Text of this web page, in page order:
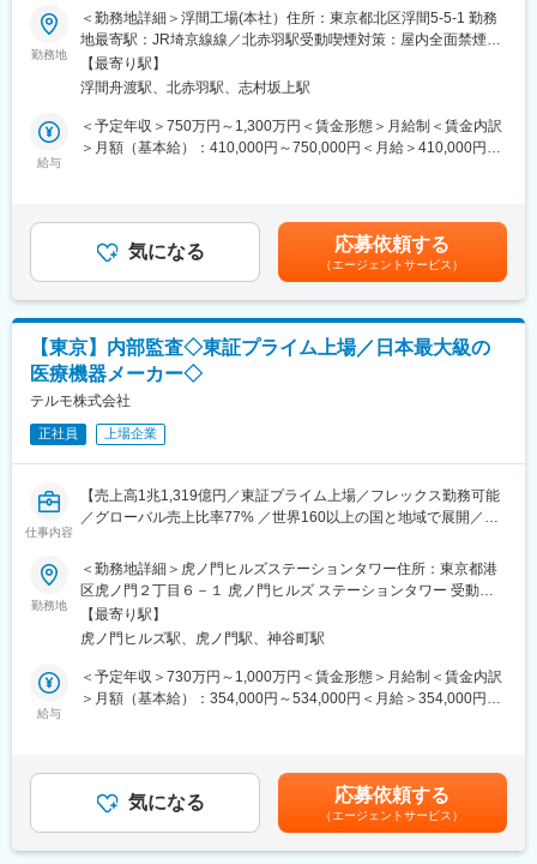
■教育体制
OJTを中心に、親会社やグループ会社の業務を幅広く経験しなが
ら、実務を通じて成長できます。
■働く環境
フレックスタイム制、週2日まで在宅勤務可、年間休日125日と働
マネジメントや経営戦略立案など、経営に近いキャリアアップが
可能です。
■企業の特徴/魅力
・2016年4月1日に日本の武田薬品と世界テバの合弁会社として生
まれた元武田テバファーマ株式会社から、社名変更を行いまし
た。
・日本のジェネリック医薬品は、世界で最も成長している市場の
ひとつです。
・医薬品の開発、製造、供給、新薬、ジェネリック、長期収載品
外資企業と内資企業の良いところがあわさっており、福利厚生も
充実しています
変更の範囲：会社の定める業務
■業務詳細：
・低分子・中分子医薬品の開発プロセスの決定
∟低分子・中分子医薬品の新薬開発時や製造工程変更時に、原薬
および製剤化製法開発担当者や製造担当者など関係部署と協働
し、量産のための製造プロセスを決定します。
・医薬品の品質管理 （原材料試験、理化学試験、微生物試験）に
関わる試験法の開発
■ご入社後の役割及びキャリア：
前職までのご経験や実力に応じたキャリアをご用意します。試験
担当者及び試験責任者を担える人財だけでなく，早期にラボのリ
■ポジションの魅力：
・低分子、中分子、バイオ医薬品開発において、創薬研究部門、
CMC部門、臨床開発部門などの関係機能と共に全バリューチェー
ンを有する製薬会社ならではのプロジェクトマネジメントに携わ
れます。
・Roche社を始め、国内外の会社と連携するグローバル開発に携
われます。
・独自性の高い医薬品を適切に評価し、恒常的に品質を担保する
ために、試験法開発・品質管理の分野から貢献できます。
のやりとりにて活躍できます。
・業務プロセスの統合・簡略化・刷新など、常によりよいプロセ
スを志向し、変化を起こすことが推奨されています。
・入社後は、会社・仕事にいち早く慣れるために、一定期間は先
門業務の理論および実地教育も充実しています。
世界水準のバイオ技術・高薬理活性の封じ込め技術を持つ「中外
製薬グループ」の中で、グループの生産機能を担っている企業が
同社です。がん治療や非常に開発が難しい抗体薬の分野で国内で
高いシェアをもっており、（抗体医薬品国内売上シェア約35%、
勤務地
＜勤務地詳細＞浮間工場(本社）住所：東京都北区浮間5-5-1 勤務
地最寄駅：JR埼京線線／北赤羽駅受動喫煙対策：屋内全面禁煙変
更の範囲：会社の定める事業所
【最寄り駅】
浮間舟渡駅、北赤羽駅、志村坂上駅
給与
＜予定年収＞750万円～1,300万円＜賃金形態＞月給制＜賃金内訳
＞月額（基本給）：410,000円～750,000円＜月給＞410,000円～
円+賞与+各種手当）800万円／35歳（月給45万円+賞与+各種手
当）賃金はあくまでも目安の金額であり、選考を通じて上下する
可能性があります。月給(月額)は固定手当を含めた表記です。
気になる 応募依頼する
（エージェントサービス）
【東京】内部監査◇東証プライム上場／日本最大級の
医療機器メーカー◇
テルモ株式会社
正社員 上場企業
仕事内容
【売上高1兆1,319億円／東証プライム上場／フレックス勤務可能
／グローバル売上比率77% ／世界160以上の国と地域で展開／業
■業務内容：
・個別テーマ監査および国内外グループ子会社の拠点監査（毎
年、海外拠点監査あり）の立案、実施、改善計画の策定、報告を
専門的見地から実施する
・部門内での監査品質改善活動（FY26外部評価予定）
・海外の内部監査人と連携しながら、現地監査結果の共有と指導
■お任せする仕事内容：
・内部監査人として、内部監査の実施（監査チームのリーダー、
勤務地
＜勤務地詳細＞虎ノ門ヒルズステーションタワー住所：東京都港
区虎ノ門２丁目６－１ 虎ノ門ヒルズ ステーションタワー 受動喫
煙対策：敷地内喫煙可能場所あり変更の範囲：会社の定める事業
所
【最寄り駅】
虎ノ門ヒルズ駅、虎ノ門駅、神谷町駅
給与
＜予定年収＞730万円～1,000万円＜賃金形態＞月給制＜賃金内訳
＞月額（基本給）：354,000円～534,000円＜月給＞354,000円～
格あり（年1回）■職位：一般職～主任職賃金はあくまでも目安の
金額であり、選考を通じて上下する可能性があります。月給(月額)
は固定手当を含めた表記です。
気になる 応募依頼する
（エージェントサービス）